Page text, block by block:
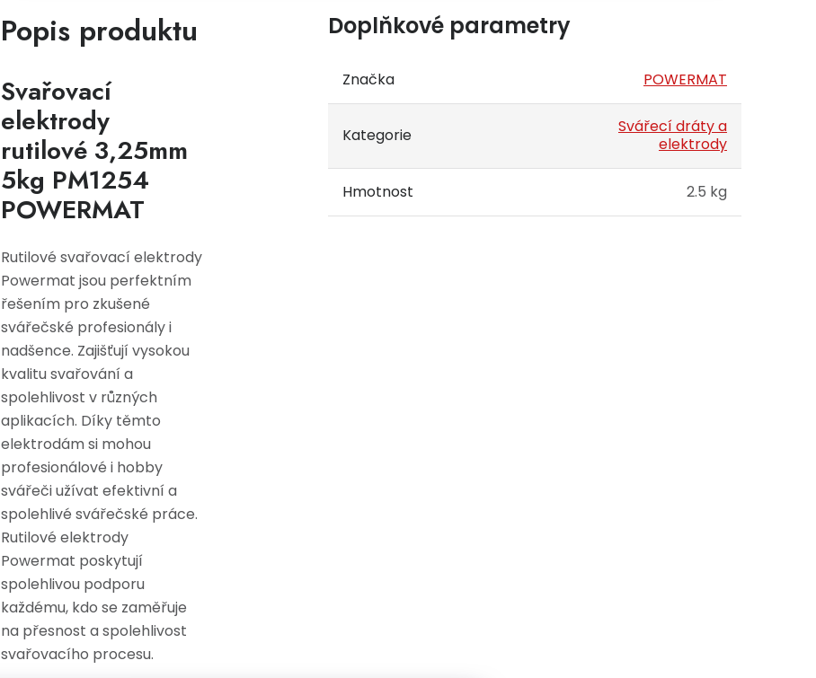
Popis produktu
Svařovací
elektrody
rutilové 3,25mm
5kg PM1254
POWERMAT
Rutilové svařovací elektrody
Powermat jsou perfektním
řešením pro zkušené
svářečské profesionály i
nadšence. Zajišťují vysokou
kvalitu svařování a
spolehlivost v různých
aplikacích. Díky těmto
elektrodám si mohou
profesionálové i hobby
svářeči užívat efektivní a
spolehlivé svářečské práce.
Rutilové elektrody
Powermat poskytují
spolehlivou podporu
každému, kdo se zaměřuje
na přesnost a spolehlivost
svařovacího procesu.
Doplňkové parametry
Značka POWERMAT
Kategorie
Svářecí dráty a
elektrody
Hmotnost 2.5 kg